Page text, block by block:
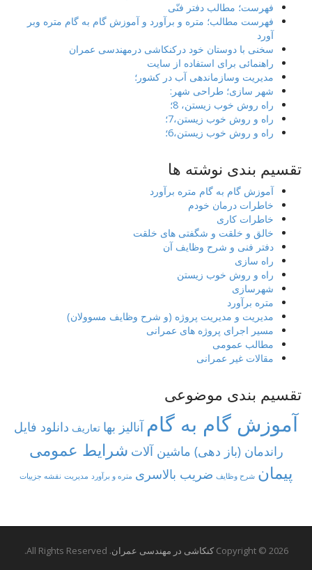
فهرست؛ مطالب دفتر فنّی
فهرست مطالب؛ متره و برآورد و آموزش گام به گام متره وبر
آورد
سخنی با دوستان خود درکنکاشی درمهندسی عمران
راهنمائی برای استفاده از سایت
مدیریت وسازماندهی آب در کشور؛
شهر سازی؛ طراحی شهر:
راه روش خوب زیستن، 8؛
راه و روش خوب زیستن،7؛
راه و روش خوب زیستن،6؛
تقسیم بندی نوشته ها
آموزش گام به گام متره برآورد
خاطرات درمان خودم
خاطرات کاری
خالق و خلقت و شگفتی های خلقت
دفتر فنی و شرح وظایف آن
راه سازی
راه و روش خوب زیستن
شهرسازی
متره برآورد
مدیریت و مدیریت پروژه (و شرح وظایف مسوولان)
مسیر اجرای پروژه های عمرانی
مطالب عمومی
مقالات غیر عمرانی
تقسیم بندی موضوعی
آموزش گام به گام آنالیز بها تعاریف دانلود فایل
راندمان (باز دهی) ماشین آلات شرایط عمومی
پیمان شرح وظایف ضریب بالاسری متره و برآورد مدیریت نقشه جزییات
Copyright © 2026 کنکاشی در مهندسی عمران. All Rights Reserved.